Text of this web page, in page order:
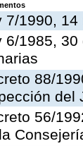
7/1990,
6/1985,
88/
del
56/